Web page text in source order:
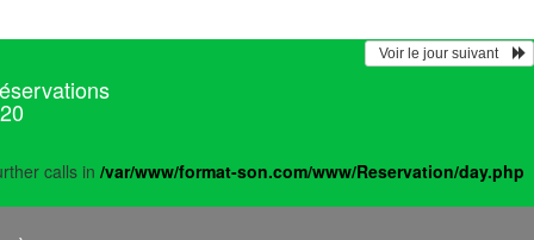
  Voir le jour suivant
calls in /var/www/format-son.com/www/Reservation/day.php